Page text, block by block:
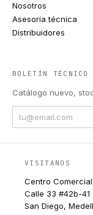
Nosotros
Asesoría técnica
Distribuidores
BOLETÍN TÉCNICO
Catálogo nuevo,
VISITANOS
Centro
Calle 33 #42b-41
San Diego,